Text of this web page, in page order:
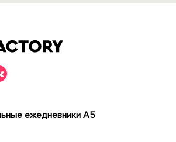
ежедневники А5